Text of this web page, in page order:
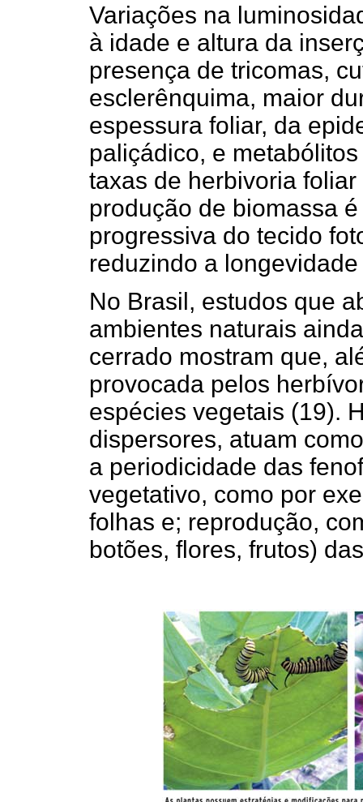
Variações na
à idade e altura da
presença de tricomas,
esclerênquima, maior
espessura foliar, da
paliçádico, e
taxas de herbivoria
produção de biomassa
progressiva do tecido
reduzindo a
No Brasil, estudos que
ambientes naturais
cerrado mostram que,
provocada pelos
espécies vegetais (19).
dispersores, atuam
a periodicidade das
vegetativo, como por
folhas e; reprodução,
botões, flores, frutos)